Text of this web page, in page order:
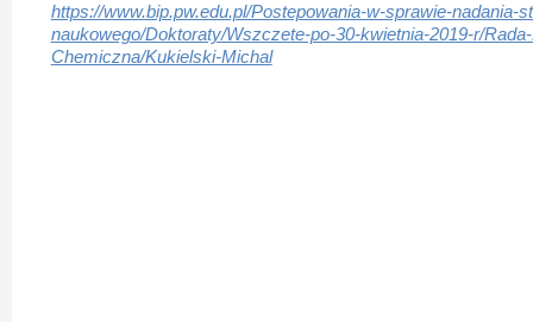
https://www.bip.pw.edu.pl/Postepowania-w-sprawie-nadania-
naukowego/Doktoraty/Wszczete-po-30-kwietnia-2019-r/
Chemiczna/Kukielski-Michal